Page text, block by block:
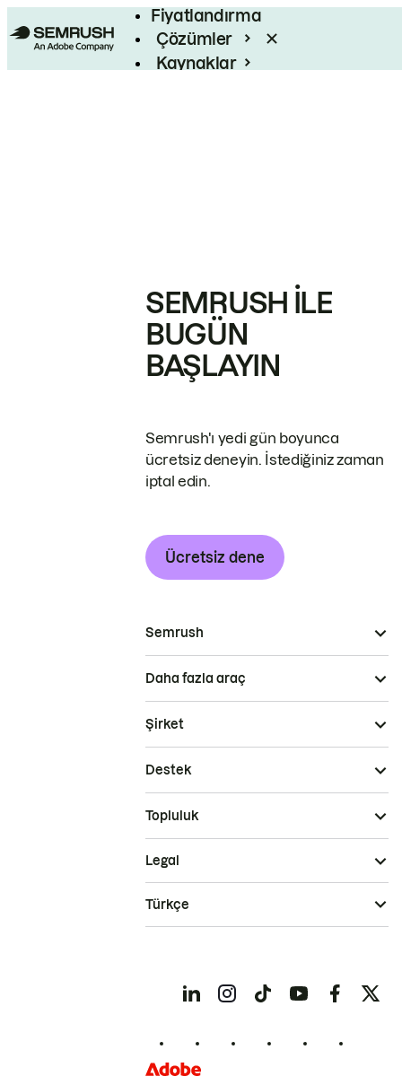
Fiyatlandırma
Çözümler
Kaynaklar
SEMRUSH ILE
BUGÜN
BAŞLAYIN
Semrush'ı yedi gün boyunca
ücretsiz deneyin. İstediğiniz zaman
iptal edin.
Ücretsiz dene
Semrush
Daha fazla araç
Şirket
Destek
Topluluk
Legal
Türkçe